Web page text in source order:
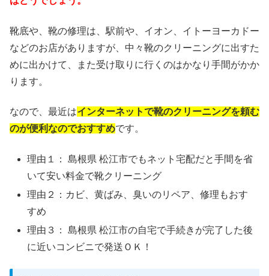
靴底や、靴の修理は、駅前や、イオン、イトーヨーカドー
などのお店がありますが、中々靴のクリーニングに出すた
めに出かけて、また受け取りに行くのはかなり手間がかか
ります。
なので、最近はインターネットで靴のクリーニングを頼む
のが便利なのでおすすめです。
理由１： 島根県 松江市でもネット宅配だと手間を省
いて安い料金で靴クリーニング
理由２：カビ、黄ばみ、臭いのリペア、修理もおす
すめ
理由３： 島根県 松江市の自宅で手続きが完了した後
に近いコンビニで発送ＯＫ！